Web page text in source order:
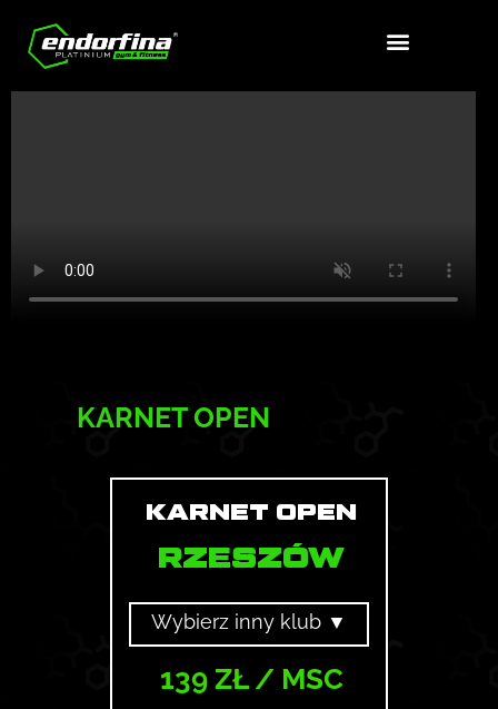
KARNET OPEN
KARNET OPEN
RZESZÓW
Wybierz inny klub ▼
139 ZŁ / MSC